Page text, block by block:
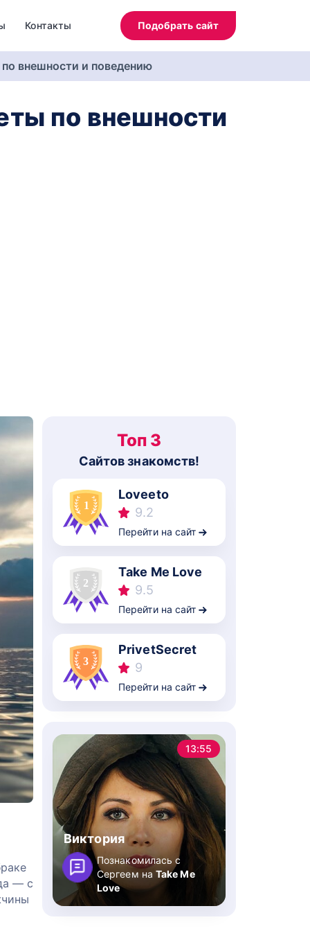
Контакты Подобрать сайт
внешности и поведению
по внешности
— с
Топ 3
Cайтов знакомств!
Loveeto
9.2
Перейти на сайт
Take Me Love
9.5
Перейти на сайт
PrivetSecret
9
Перейти на сайт
13:55
Виктория
Познакомилась с
Сергеем на Take Me
Love